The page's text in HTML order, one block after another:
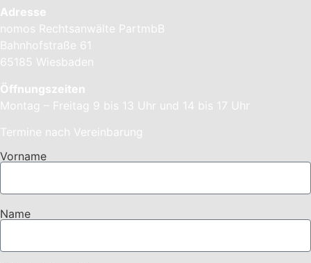
Adresse
nomos Rechtsanwälte PartmbB
Bahnhofstraße 61
65185 Wiesbaden
Öffnungszeiten
Montag – Freitag 9 bis 13 Uhr und 14 bis 17 Uhr
Termine nach Vereinbarung
Vorname
Name